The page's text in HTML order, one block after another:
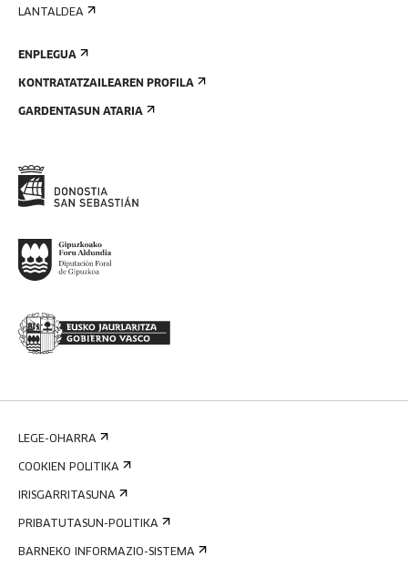
LANTALDEA
ENPLEGUA
KONTRATATZAILEAREN PROFILA
GARDENTASUN ATARIA
LEGE-OHARRA
COOKIEN POLITIKA
IRISGARRITASUNA
PRIBATUTASUN-POLITIKA
BARNEKO INFORMAZIO-SISTEMA